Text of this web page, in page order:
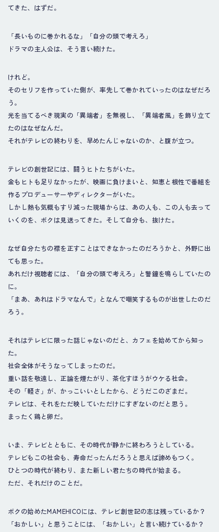
てきた、はずだ。
「長いものに巻かれるな」「自分の頭で考えろ」
ドラマの主人公は、そう言い続けた。
けれど。
そのセリフを作っていた側が、率先して巻かれていったのはなぜだろ
う。
光を当てるべき現実の「異端者」を無視し、「異端者風」を飾り立て
たのはなぜなんだ。
それがテレビの終わりを、早めたんじゃないのか、と腹が立つ。
テレビの創世記には、闘うヒトたちがいた。
金もヒトも足りなかったが、映画に負けまいと、知恵と根性で番組を
作るプロデューサーやディレクターがいた。
しかし熱も気概もすり減った現場からは、あの人も、この人も去って
いくのを、ボクは見送ってきた。そして自分も、抜けた。
なぜ自分たちの襟を正すことはできなかったのだろうかと、外野に出
ても思った。
あれだけ視聴者には、「自分の頭で考えろ」と警鐘を鳴らしていたの
に。
「まあ、あれはドラマなんで」となんで嘲笑するものが出世したのだ
ろう。
それはテレビに限った話じゃないのだと、カフェを始めてから知っ
た。
社会全体がそうなってしまったのだ。
重い話を敬遠し、正論を煙たがり、茶化すほうがウケる社会。
その「軽さ」が、かっこいいとしたから、どうだこのざまだ。
テレビは、それをただ映していただけにすぎないのだと思う。
まったく鶏と卵だ。
いま、テレビとともに、その時代が静かに終わろうとしている。
テレビもこの社会も、寿命だったんだろうと思えば諦めもつく。
ひとつの時代が終わり、また新しい君たちの時代が始まる。
ただ、それだけのことだ。
ボクの始めたMAMEHICOには、テレビ創世記の志は残っているか？
「おかしい」と思うことには、「おかしい」と言い続けているか？